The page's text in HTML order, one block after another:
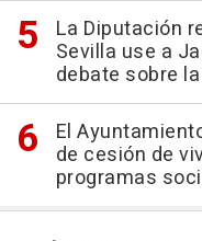
La Diputación
Sevilla use a
debate sobre
El
de cesión de
programas